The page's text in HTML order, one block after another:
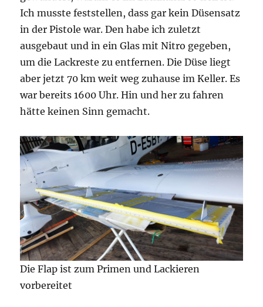
Ich musste feststellen, dass gar kein Düsensatz
in der Pistole war. Den habe ich zuletzt
ausgebaut und in ein Glas mit Nitro gegeben,
um die Lackreste zu entfernen. Die Düse liegt
aber jetzt 70 km weit weg zuhause im Keller. Es
war bereits 1600 Uhr. Hin und her zu fahren
hätte keinen Sinn gemacht.
Die Flap ist zum Primen und Lackieren
vorbereitet